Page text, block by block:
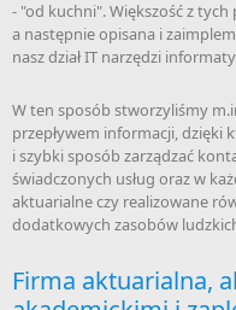
- "od kuchni". Większość z
a następnie opisana i
nasz dział IT narzędzi
W ten sposób stworzyliśmy
przepływem informacji, dzięki
i szybki sposób zarządzać
świadczonych usług oraz w
aktuarialne czy realizowane
dodatkowych zasobów
Firma aktuarialna,